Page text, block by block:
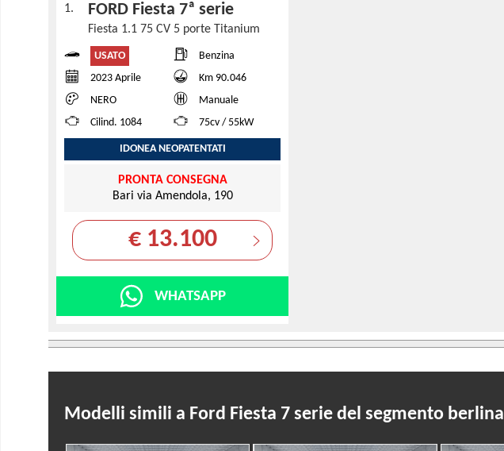
1. FORD Fiesta 7ª serie
Fiesta 1.1 75 CV 5 porte Titanium
USATO
Benzina
2023 Aprile
Km 90.046
NERO
Manuale
Cilind. 1084
75cv / 55kW
IDONEA NEOPATENTATI
PRONTA CONSEGNA
Bari via Amendola, 190
€ 13.100
WHATSAPP
Modelli simili a Ford Fiesta 7 serie del segmento berlina